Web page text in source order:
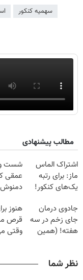
سهمیه کنکور
مطالب پیشنهادی
اشتراک الماس
ماز: برای رتبه
یک‌های کنکور!
شست
عمقی
جادوی درمان
جای زخم در سه
هفته! (همین
هنوز
قرص
وقتی
نظر شما